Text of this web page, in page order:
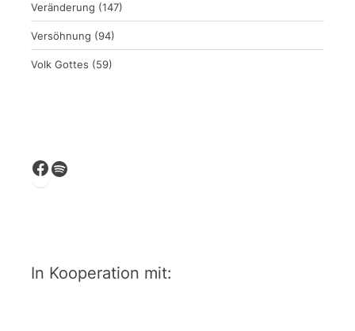
Veränderung (147)
Versöhnung (94)
Volk Gottes (59)
Facebook
Spotify
In Kooperation mit: